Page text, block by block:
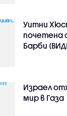
Уитни
почетена
Барби
Израел
мир в Газа